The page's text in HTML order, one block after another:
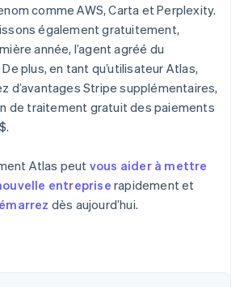
comme AWS, Carta et Perplexity.
également gratuitement,
année, l’agent agréé du
plus, en tant qu’utilisateur Atlas,
d’avantages Stripe supplémentaires,
de traitement gratuit des paiements
Atlas peut vous aider à mettre
entreprise rapidement et
dès aujourd’hui.